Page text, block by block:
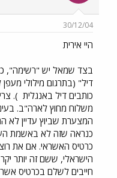
30/12/04
היי אירית
בצד שמאל יש "רשימה",
דיל" (בתרגום מילולי
כותבים דיל באנגלית ).
משלוח מחוץ לארה"ב.
המצערת שביוץ עדיין
כנראה שזה לא באשמת
כרטיס האשראי. אם את
הישראלי, ששם זה יותר
חייבים לשלם בכרטיס